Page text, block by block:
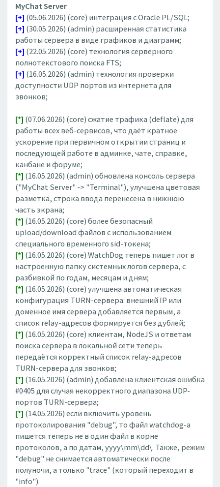
MyChat Server
[+] (05.06.2026) (core) интеграция с Oracle PL/SQL;
[+] (30.05.2026) (admin) расширенная статистика
работы сервера в виде графиков и диаграмм;
[+] (22.05.2026) (core) технология серверного
полнотекстового поиска FTS;
[+] (16.05.2026) (admin) технология проверки
доступности UDP портов из интернета для
звонков;
[*] (07.06.2026) (core) сжатие трафика (deflate) для
работы всех веб-сервисов, что даёт кратное
ускорение при первичном открытии страниц и
последующей работе в админке, чате, справке,
канбане и форуме;
[*] (16.05.2026) (admin) обновлена консоль сервера
("MyChat Server" -> "Terminal"), улучшена цветовая
разметка, строка ввода перенесена в нижнюю
часть экрана;
[*] (16.05.2026) (core) более безопасный
upload/download файлов с использованием
специального временного sid-токена;
[*] (16.05.2026) (core) WatchDog теперь пишет лог в
настроенную папку системных логов сервера, с
разбивкой по годам, месяцам и дням;
[*] (16.05.2026) (core) улучшена автоматическая
конфигурация TURN-сервера: внешний IP или
доменное имя сервера добавляется первым, а
список relay-адресов формируется без дублей;
[*] (16.05.2026) (core) клиентам, NodeJS и ответам
поиска сервера в локальной сети теперь
передаётся корректный список relay-адресов
TURN-сервера для звонков;
[*] (16.05.2026) (admin) добавлена клиентская ошибка
#0405 для случая некорректного диапазона UDP-
портов TURN-сервера;
[*] (14.05.2026) если включить уровень
протоколирования "debug", то файл watchdog-а
пишется теперь не в один файл в корне
протоколов, а по датам, yyyy\mm\dd\. Также, режим
"debug" не снимается автоматически после
полуночи, а только "trace" (который переходит в
"info").